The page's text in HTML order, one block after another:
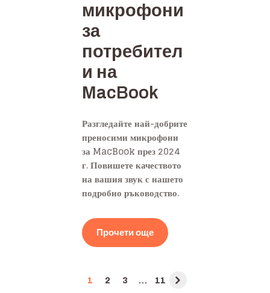
микрофони
за
потребител
и на
MacBook
Разгледайте най-добрите
преносими микрофони
за MacBook през 2024
г. Повишете качеството
на вашия звук с нашето
подробно ръководство.
Прочети още
Posts
PAGE
1 PAGE
2 PAGE
3 … PAGE
11